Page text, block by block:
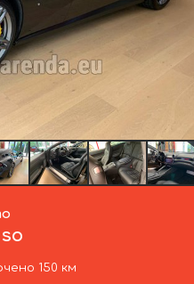
150 км